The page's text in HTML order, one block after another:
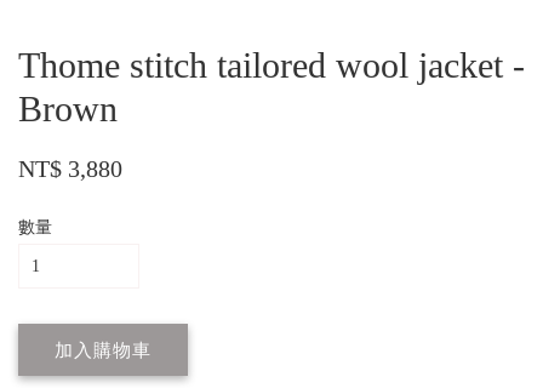
Thome stitch tailored wool jacket -
Brown
NT$ 3,880
數量
加入購物車